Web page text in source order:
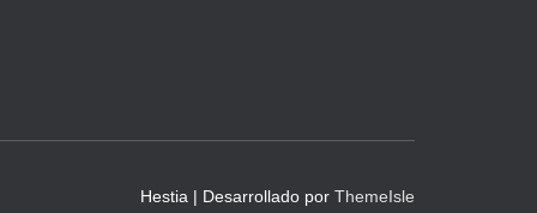
Hestia | Desarrollado por ThemeIsle